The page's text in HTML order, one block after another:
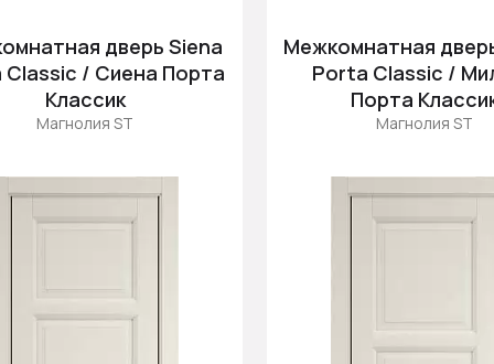
дверь Siena
/ Сиена Порта
Классик
Магнолия ST
Межкомнатная
Porta Classic /
Порта
Магнолия ST